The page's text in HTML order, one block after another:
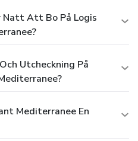
Natt Att Bo På Logis
Utcheckning På
Mediterranee En